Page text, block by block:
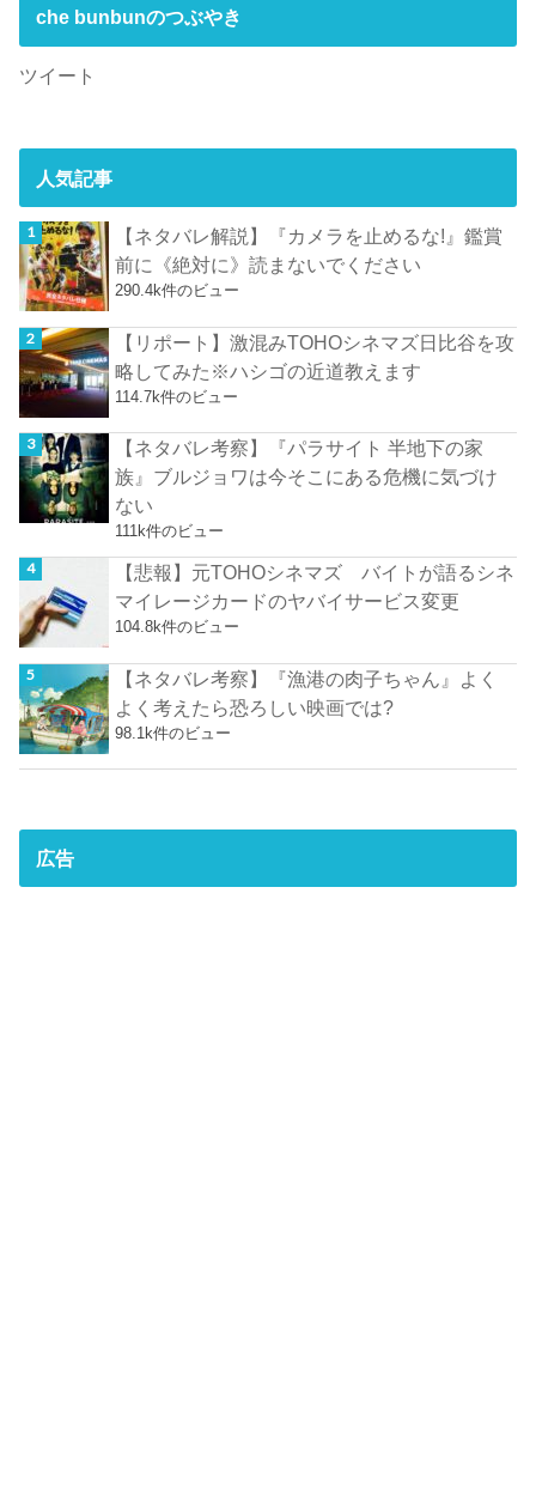
che bunbunのつぶやき
ツイート
人気記事
【ネタバレ解説】『カメラを止めるな!』鑑賞
前に《絶対に》読まないでください
290.4k件のビュー
【リポート】激混みTOHOシネマズ日比谷を攻
略してみた※ハシゴの近道教えます
114.7k件のビュー
【ネタバレ考察】『パラサイト 半地下の家
族』ブルジョワは今そこにある危機に気づけ
ない
111k件のビュー
【悲報】元TOHOシネマズ バイトが語るシネ
マイレージカードのヤバイサービス変更
104.8k件のビュー
【ネタバレ考察】『漁港の肉子ちゃん』よく
よく考えたら恐ろしい映画では?
98.1k件のビュー
広告